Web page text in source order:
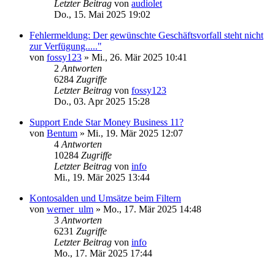
Letzter Beitrag von audiolet
Do., 15. Mai 2025 19:02
Fehlermeldung: Der gewünschte Geschäftsvorfall steht nicht
zur Verfügung....."
von fossy123 » Mi., 26. Mär 2025 10:41
2 Antworten
6284 Zugriffe
Letzter Beitrag von fossy123
Do., 03. Apr 2025 15:28
Support Ende Star Money Business 11?
von Bentum » Mi., 19. Mär 2025 12:07
4 Antworten
10284 Zugriffe
Letzter Beitrag von info
Mi., 19. Mär 2025 13:44
Kontosalden und Umsätze beim Filtern
von werner_ulm » Mo., 17. Mär 2025 14:48
3 Antworten
6231 Zugriffe
Letzter Beitrag von info
Mo., 17. Mär 2025 17:44